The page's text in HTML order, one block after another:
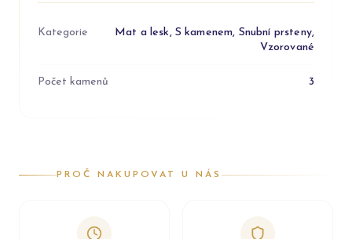
Kategorie
Mat a lesk, S kamenem, Snubní prsteny,
Vzorované
Počet kamenů 3
PROČ NAKUPOVAT U NÁS